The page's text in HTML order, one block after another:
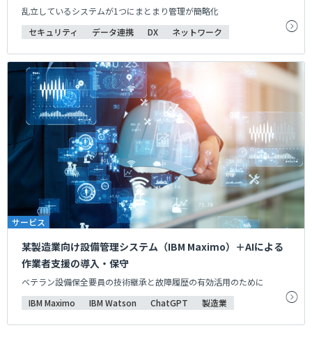
乱立しているシステムが1つにまとまり管理が簡略化
セキュリティ
データ連携 DX ネットワーク
サービス
某製造業向け設備管理システム（IBM Maximo）＋AIによる
作業者支援の導入・保守
ベテラン設備保全要員の技術継承と故障履歴の有効活用のために
IBM Maximo
IBM Watson ChatGPT 製造業